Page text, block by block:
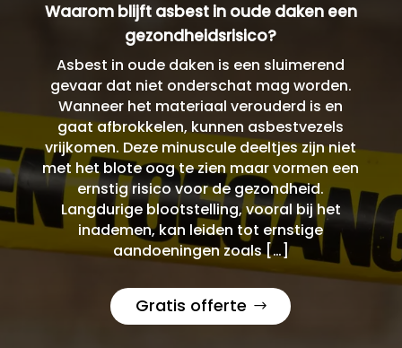
Waarom blijft asbest in oude daken een
gezondheidsrisico?
Asbest in oude daken is een sluimerend
gevaar dat niet onderschat mag worden.
Wanneer het materiaal verouderd is en
gaat afbrokkelen, kunnen asbestvezels
vrijkomen. Deze minuscule deeltjes zijn niet
met het blote oog te zien maar vormen een
ernstig risico voor de gezondheid.
Langdurige blootstelling, vooral bij het
inademen, kan leiden tot ernstige
aandoeningen zoals […]
Gratis offerte